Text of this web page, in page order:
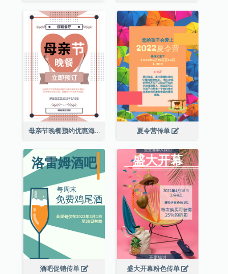
母亲节晚餐预约优惠海报 夏令营传单
酒吧促销传单 盛大开幕粉色传单